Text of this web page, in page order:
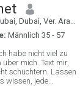
Dubai, Ver. Arab. Em.
Männlich 35 - 57
habe nicht viel zu
mich. Text mir,
schüchtern. Lassen
wissen, jede